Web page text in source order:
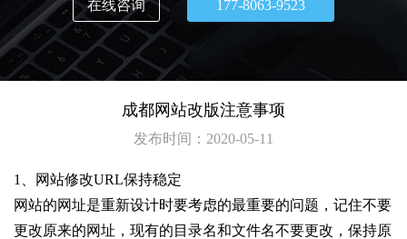
在线咨询 177-8063-9523
成都网站改版注意事项
发布时间： 2020-05-11
1、网站修改URL保持稳定
网站的网址是重新设计时要考虑的最重要的问题，记住不要
更改原来的网址，现有的目录名和文件名不要更改，保持原